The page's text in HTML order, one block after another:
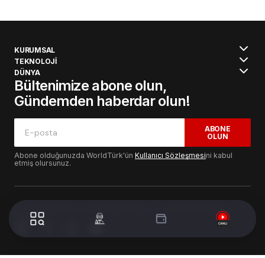
KURUMSAL
TEKNOLOJİ
DÜNYA
Bültenimize abone olun,
Gündemden haberdar olun!
ABONE
OLUN
Abone olduğunuzda WorldTürk'ün Kullanıcı Sözleşmesini kabul
etmiş olursunuz.
© 2024 WorldTurk. Tüm Hakları Saklıdır. - Tasarım & Geliştirme :
Volion's